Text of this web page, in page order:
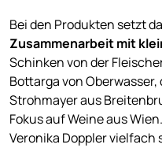
Bei den Produkten setzt
Zusammenarbeit mit
Schinken von der
Bottarga von
Strohmayer aus
Fokus auf Weine aus
Veronika Doppler vielfach